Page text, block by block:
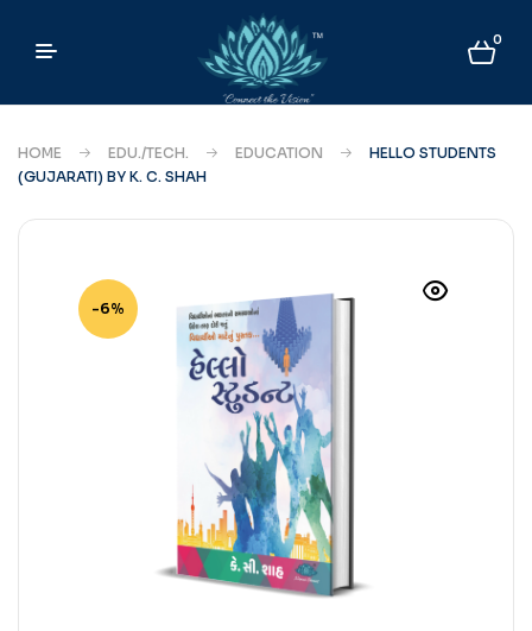
0
HOME EDU./TECH. EDUCATION
HELLO STUDENTS
(GUJARATI) BY K. C. SHAH
-6%